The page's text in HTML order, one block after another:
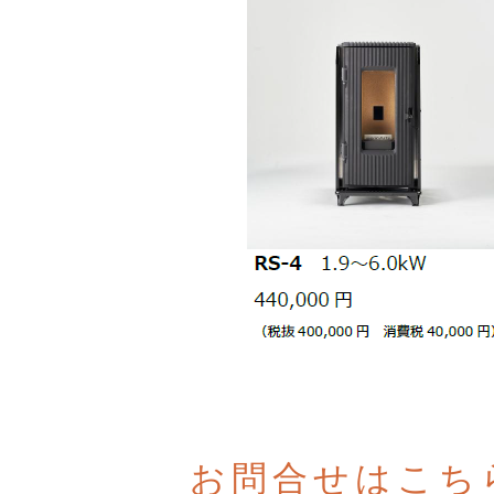
お問合せはこち